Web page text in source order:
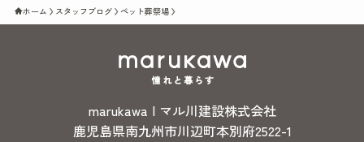
ホーム スタッフブログ ペット葬祭場
marukawa | マル川建設株式会社
鹿児島県南九州市川辺町本別府2522-1